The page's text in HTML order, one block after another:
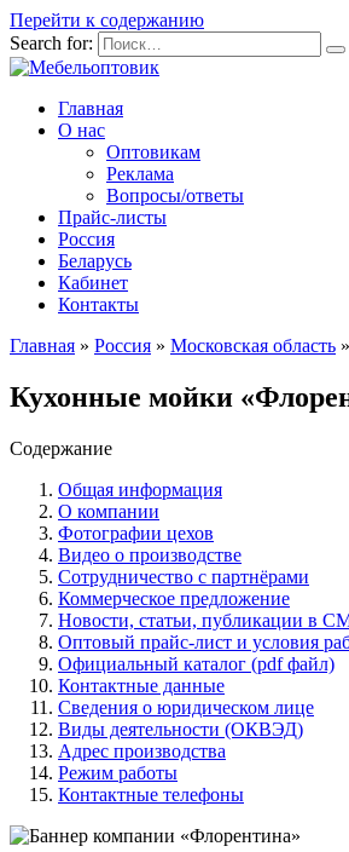
Перейти к содержанию
Search for:
Главная
О нас
Оптовикам
Реклама
Вопросы/ответы
Прайс-листы
Россия
Беларусь
Кабинет
Контакты
Главная » Россия » Московская область »
Кухонные мойки
Содержание
Общая информация
О компании
Фотографии цехов
Видео о производстве
Сотрудничество с партнёрами
Коммерческое предложение
Новости, статьи, публикации в
Оптовый прайс-лист и условия
Официальный каталог (pdf файл)
Контактные данные
Сведения о юридическом лице
Виды деятельности (ОКВЭД)
Адрес производства
Режим работы
Контактные телефоны